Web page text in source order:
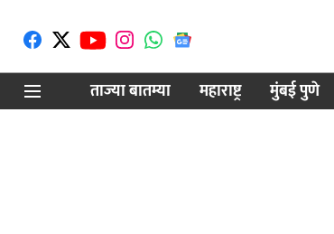
ताज्या बातम्या
महाराष्ट्र मुंबई पुणे